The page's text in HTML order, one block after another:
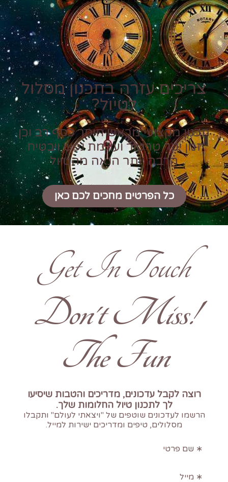
צריכים עזרה בתכנון מסלול
לטיול?
תכנון מקצועי מראש חוסך כסף רב וכן
זמן יקר טרטור ועוגמת נפש ויבטיח
הרבה יותר הנאה מהטיול
כל הפרטים מחכים לכם כאן
Get In Touch
!Don't Miss
The Fun